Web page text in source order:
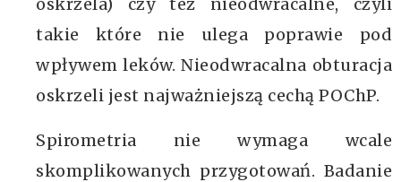
takie które nie ulega poprawie pod
wpływem leków. Nieodwracalna obturacja
oskrzeli jest najważniejszą cechą POChP.
Spirometria nie wymaga wcale
skomplikowanych przygotowań. Badanie